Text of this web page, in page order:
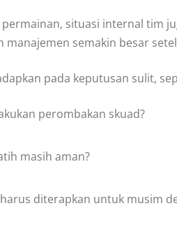
situasi internal tim
semakin besar
pada keputusan sulit,
perombakan skuad?
masih aman?
diterapkan untuk musim